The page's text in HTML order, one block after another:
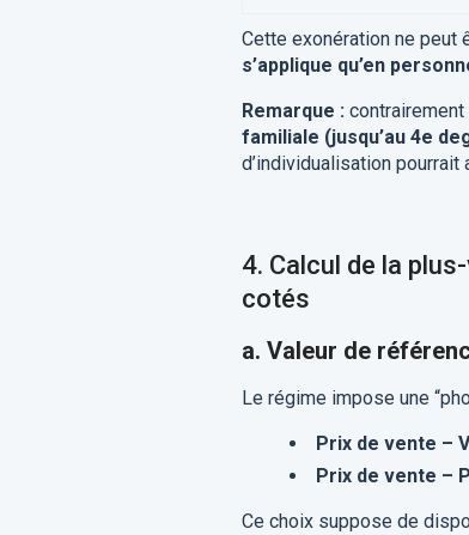
Cette exonération ne peut
s’applique qu’en
Remarque :contrairement
familiale (jusqu’au 4e
d’individualisation
4. Calcul de la
cotés
a. Valeur de
Le régime impose une
Prix de vente –
Prix de vente –
Ce choix suppose de